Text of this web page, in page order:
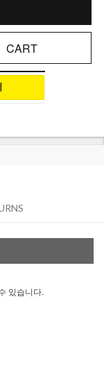
CART
있습니다.